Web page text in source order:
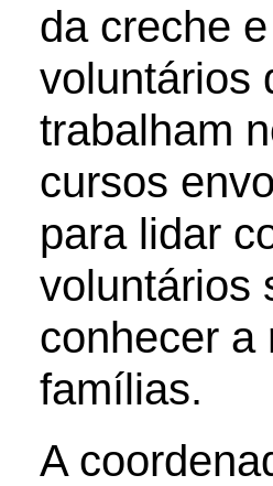
da creche
voluntários
trabalham
cursos
para lidar
voluntários
conhecer a
famílias.
A